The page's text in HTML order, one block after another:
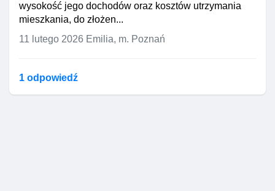
wysokość jego dochodów oraz kosztów utrzymania
mieszkania, do złożen...
11 lutego 2026 Emilia, m. Poznań
1 odpowiedź